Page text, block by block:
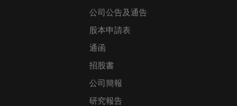
公司公告及通告
股本申請表
通函
招股書
公司簡報
研究報告